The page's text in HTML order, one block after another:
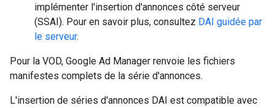
implémenter l'insertion d'annonces côté serveur
(SSAI). Pour en savoir plus, consultez DAI guidée par
le serveur.
Pour la VOD, Google Ad Manager renvoie les fichiers
manifestes complets de la série d'annonces.
L'insertion de séries d'annonces DAI est compatible avec